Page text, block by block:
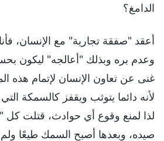
الدامغ؟
أعقد "صفقة تجارية" مع الإنسان،
وعدم بره وبذلك "أعالجه" ليكون
غنى عن تعاون الإنسان لإتمام هذه
لأنه دائما يتوثب ويقفز كالسمكة
لذا لمنع وقوع أي حوادث، قتلت كل
صيده، وبعدها أصبح السمك طيعًا ولم